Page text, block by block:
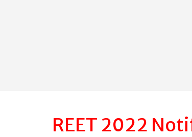
REET 2022